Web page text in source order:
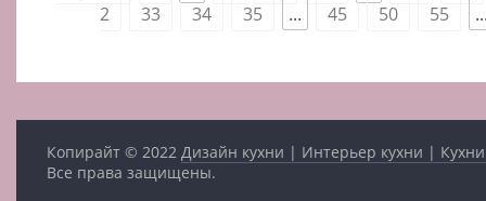
2
33 34 35 ... 45 50 55
Копирайт © 2022 Дизайн кухни | Интерьер кухни |
Все права защищены.